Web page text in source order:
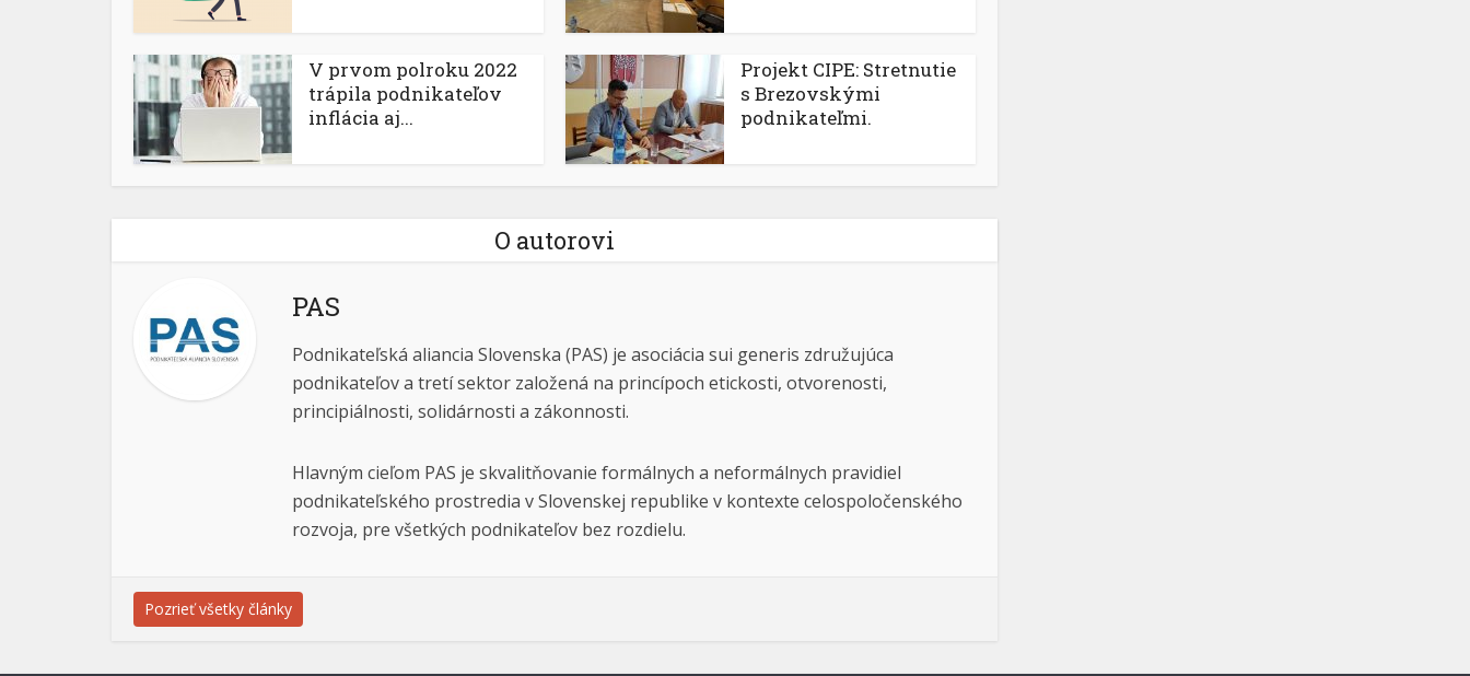
V prvom polroku 2022
trápila podnikateľov
inflácia aj...
Projekt CIPE: Stretnutie
s Brezovskými
podnikateľmi.
O autorovi
PAS
Podnikateľská aliancia Slovenska (PAS) je asociácia sui generis združujúca
podnikateľov a tretí sektor založená na princípoch etickosti, otvorenosti,
principiálnosti, solidárnosti a zákonnosti.
Hlavným cieľom PAS je skvalitňovanie formálnych a neformálnych pravidiel
podnikateľského prostredia v Slovenskej republike v kontexte celospoločenského
rozvoja, pre všetkých podnikateľov bez rozdielu.
Pozrieť všetky články